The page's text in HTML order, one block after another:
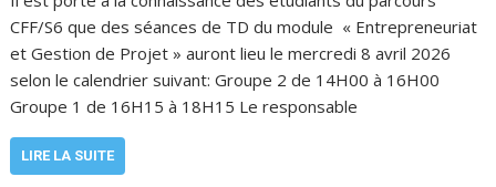
CFF/S6 que des séances de TD du module « Entrepreneuriat
et Gestion de Projet » auront lieu le mercredi 8 avril 2026
selon le calendrier suivant: Groupe 2 de 14H00 à 16H00
Groupe 1 de 16H15 à 18H15 Le responsable
LIRE LA SUITE